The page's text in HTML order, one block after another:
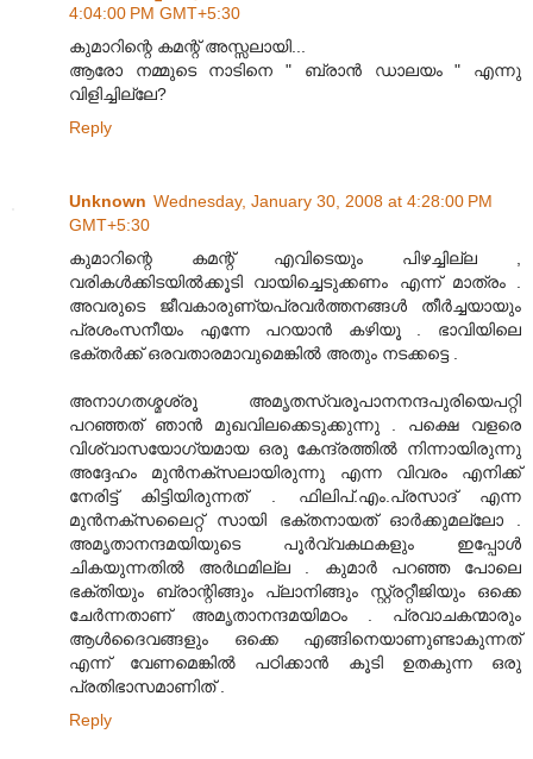
4:04:00 PM GMT+5:30
കുമാറിന്റെ കമന്റ് അസ്സലായി...
ആരോ നമ്മുടെ നാടിനെ " ബ്രാന്‍ ഡാലയം " എന്നു
വിളിച്ചില്ലേ?
Reply
Unknown Wednesday, January 30, 2008 at 4:28:00 PM
GMT+5:30
കുമാറിന്റെ കമന്റ് എവിടെയും പിഴച്ചില്ല ,
വരികള്‍ക്കിടയില്‍ക്കൂടി വായിച്ചെടുക്കണം എന്ന് മാത്രം .
അവരുടെ ജീവകാരുണ്യപ്രവര്‍ത്തനങ്ങള്‍ തീര്‍ച്ചയായും
പ്രശംസനീയം എന്നേ പറയാന്‍ കഴിയൂ . ഭാവിയിലെ
ഭക്തര്‍ക്ക് ഒരവതാരമാവുമെങ്കില്‍ അതും നടക്കട്ടെ .
അനാഗതശ്മശ്രൂ അമൃതസ്വരൂപാനനന്ദപുരിയെപറ്റി
പറഞ്ഞത് ഞാന്‍ മുഖവിലക്കെടുക്കുന്നു . പക്ഷെ വളരെ
വിശ്വാസയോഗ്യമായ ഒരു കേന്ദ്രത്തില്‍ നിന്നായിരുന്നു
അദ്ദേഹം മുന്‍‌നക്സലായിരുന്നു എന്ന വിവരം എനിക്ക്
നേരിട്ട് കിട്ടിയിരുന്നത് . ഫിലിപ്.എം.പ്രസാദ് എന്ന
മുന്‍‌നക്സലൈറ്റ് സായി ഭക്തനായത് ഓര്‍ക്കുമല്ലോ .
അമൃതാനന്ദമയിയുടെ പൂര്‍വ്വകഥകളും ഇപ്പോള്‍
ചികയുന്നതില്‍ അര്‍ഥമില്ല . കുമാര്‍ പറഞ്ഞ പോലെ
ഭക്തിയും ബ്രാന്റിങ്ങും പ്ലാനിങ്ങും സ്റ്റ്രറ്റീജിയും ഒക്കെ
ചേര്‍ന്നതാണ് അമൃതാനന്ദമയിമഠം . പ്രവാചകന്മാരും
ആള്‍ദൈവങ്ങളും ഒക്കെ എങ്ങിനെയാണുണ്ടാകുന്നത്
എന്ന് വേണമെങ്കില്‍ പഠിക്കാന്‍ കൂടി ഉതകുന്ന ഒരു
പ്രതിഭാസമാണിത് .
Reply